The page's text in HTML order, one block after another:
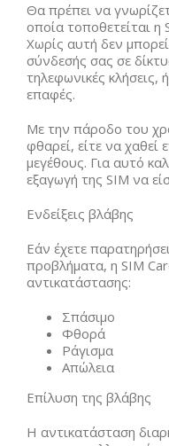
Θα πρέπει να
οποία τοποθετείται η
Χωρίς αυτή δεν
σύνδεσής σας σε
τηλεφωνικές κλήσεις,
επαφές.
Με την πάροδο του
φθαρεί, είτε να χαθεί
μεγέθους. Για αυτό
εξαγωγή της SIM να
Ενδείξεις βλάβης
Εάν έχετε
προβλήματα, η SIM
αντικατάστασης:
Σπάσιμο
Φθορά
Ράγισμα
Απώλεια
Επίλυση της βλάβης
Η αντικατάσταση